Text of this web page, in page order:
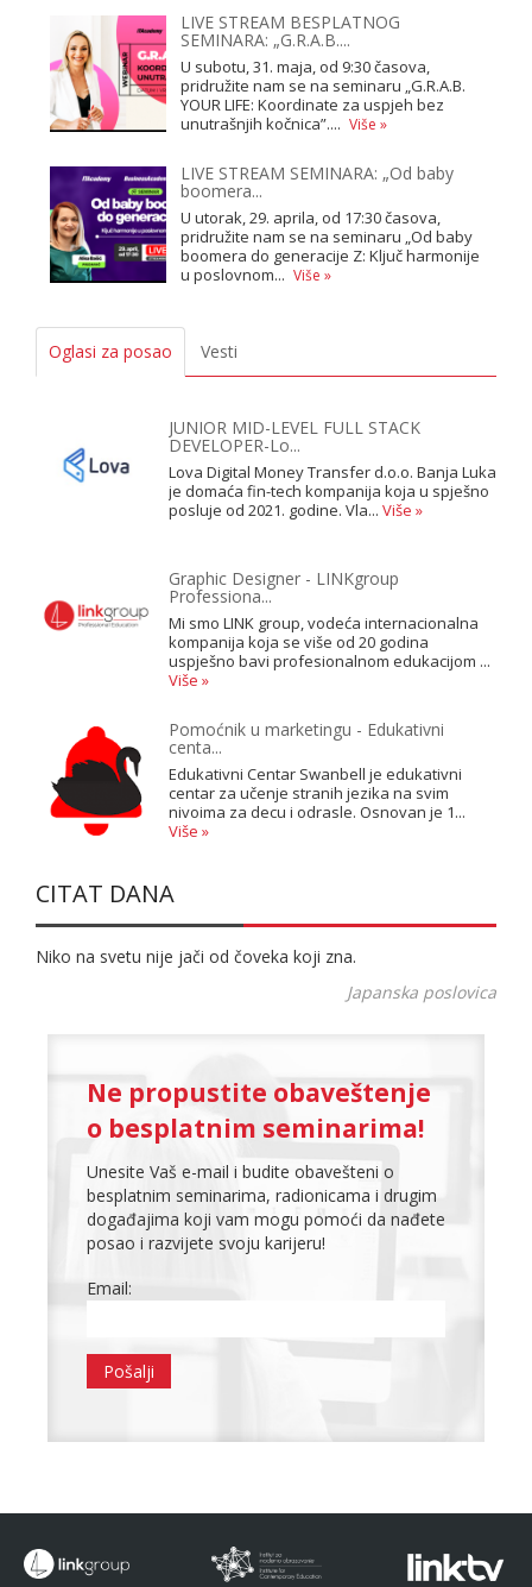
LIVE STREAM BESPLATNOG
SEMINARA: „G.R.A.B....
U subotu, 31. maja, od 9:30 časova,
pridružite nam se na seminaru „G.R.A.B.
YOUR LIFE: Koordinate za uspjeh bez
unutrašnjih kočnica”.... Više »
LIVE STREAM SEMINARA: „Od baby
boomera...
U utorak, 29. aprila, od 17:30 časova,
pridružite nam se na seminaru „Od baby
boomera do generacije Z: Ključ harmonije
u poslovnom... Više »
Oglasi za posao Vesti
JUNIOR MID-LEVEL FULL STACK
DEVELOPER-Lo...
Lova Digital Money Transfer d.o.o. Banja Luka
je domaća fin-tech kompanija koja u spješno
posluje od 2021. godine. Vla... Više »
Graphic Designer - LINKgroup
Professiona...
Mi smo LINK group, vodeća internacionalna
kompanija koja se više od 20 godina
uspješno bavi profesionalnom edukacijom ...
Više »
Pomoćnik u marketingu - Edukativni
centa...
Edukativni Centar Swanbell je edukativni
centar za učenje stranih jezika na svim
nivoima za decu i odrasle. Osnovan je 1...
Više »
CITAT DANA
Niko na svetu nije jači od čoveka koji zna.
Japanska poslovica
Ne propustite obaveštenje
o besplatnim seminarima!
Unesite Vaš e-mail i budite obavešteni o
besplatnim seminarima, radionicama i drugim
događajima koji vam mogu pomoći da nađete
posao i razvijete svoju karijeru!
Email: